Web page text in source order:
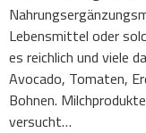
Lebensmittel oder
es reichlich und viele
Avocado, Tomaten,
Bohnen.
versucht…